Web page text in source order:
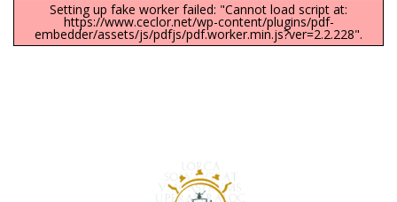
Setting up fake worker failed: "Cannot load script at:
https://www.ceclor.net/wp-content/plugins/pdf-
embedder/assets/js/pdfjs/pdf.worker.min.js?ver=2.2.228".